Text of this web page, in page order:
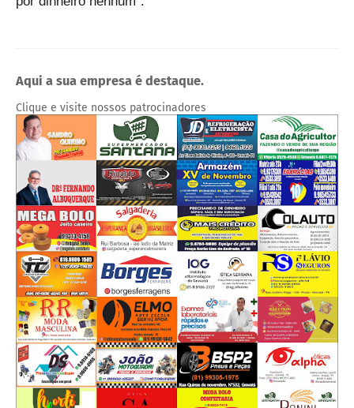
Aqui a sua empresa é destaque.
Clique e visite nossos patrocinadores